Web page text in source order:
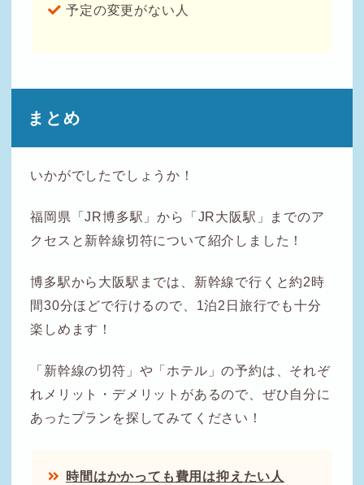
予定の変更がない人
まとめ
いかがでしたでしょうか！
福岡県「JR博多駅」から「JR大阪駅」までのア
クセスと新幹線切符について紹介しました！
博多駅から大阪駅までは、新幹線で行くと約2時
間30分ほどで行けるので、1泊2日旅行でも十分
楽しめます！
「新幹線の切符」や「ホテル」の予約は、それぞ
れメリット・デメリットがあるので、ぜひ自分に
あったプランを探してみてください！
時間はかかっても費用は抑えたい人